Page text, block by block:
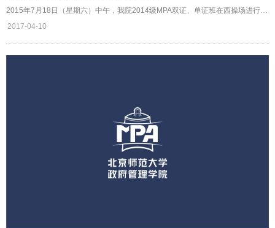
2017-04-10